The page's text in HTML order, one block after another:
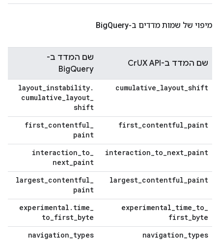
מיפוי של שמות מדדים ב-BigQuery
שם המדד ב-CrUX API
שם המדד ב-
BigQuery
cumulative_layout_shift
layout_instability.
cumulative_layout_
shift
first_contentful_paint
first_contentful_
paint
interaction_to_next_paint
interaction_to_
next_paint
largest_contentful_paint
largest_contentful_
paint
experimental_time_to_
first_byte
experimental . time_
to_first_byte
navigation_types
navigation_types